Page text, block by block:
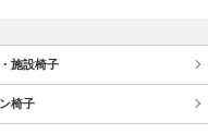
施設椅子
椅子